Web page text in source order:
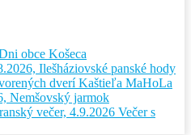
obce Košeca
Ilešháziovské panské hody
dverí Kaštieľa MaHoLa
Nemšovský jarmok
večer, 4.9.2026 Večer s